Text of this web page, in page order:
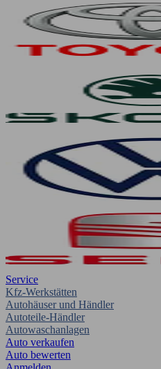
Service
Kfz-Werkstätten
Autohäuser und Händler
Autoteile-Händler
Autowaschanlagen
Auto verkaufen
Auto bewerten